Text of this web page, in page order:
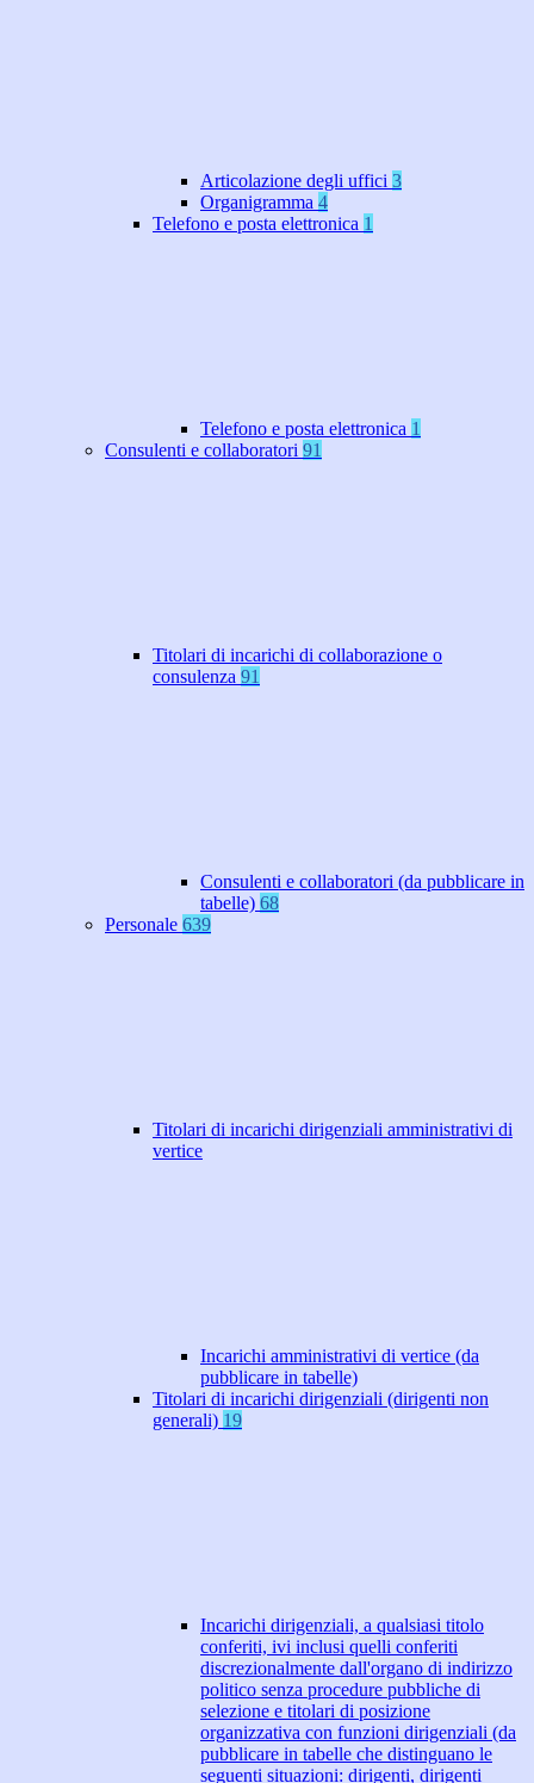
Articolazione degli uffici 3
Organigramma 4
Telefono e posta elettronica 1
Telefono e posta elettronica 1
Consulenti e collaboratori 91
Titolari di incarichi di collaborazione o
consulenza 91
Consulenti e collaboratori (da pubblicare in
tabelle) 68
Personale 639
Titolari di incarichi dirigenziali amministrativi di
vertice
Incarichi amministrativi di vertice (da
pubblicare in tabelle)
Titolari di incarichi dirigenziali (dirigenti non
generali) 19
Incarichi dirigenziali, a qualsiasi titolo
conferiti, ivi inclusi quelli conferiti
discrezionalmente dall'organo di indirizzo
politico senza procedure pubbliche di
selezione e titolari di posizione
organizzativa con funzioni dirigenziali (da
pubblicare in tabelle che distinguano le
seguenti situazioni: dirigenti, dirigenti